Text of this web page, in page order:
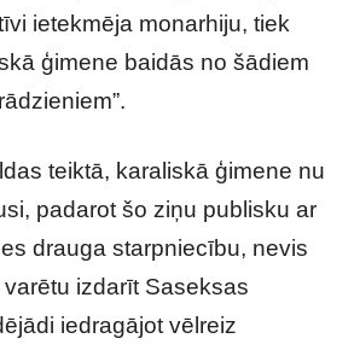
ietekmēja monarhiju, tiek
ģimene baidās no šādiem
teiktā, karaliskā ģimene nu
padarot šo ziņu publisku ar
drauga starpniecību, nevis
izdarīt Saseksas
iedragājot vēlreiz